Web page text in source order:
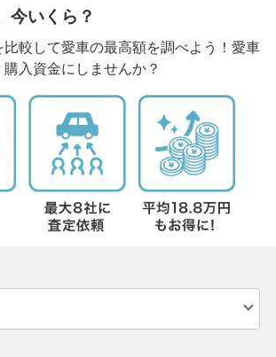
今いくら？
較して愛車の最高額を調べよう！愛車
入資金にしませんか？